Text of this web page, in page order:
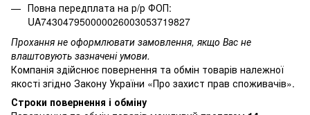
Повна передплата на р/р ФОП:
UA743047950000026003053719827
Прохання не оформлювати замовлення, якщо Вас не
влаштовують зазначені умови.
Компанія здійснює повернення та обмін товарів належної
якості згідно Закону України «Про захист прав споживачів».
Строки повернення і обміну